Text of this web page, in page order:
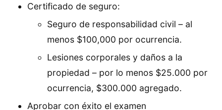
Certificado de seguro:
Seguro de responsabilidad civil – al
menos $100,000 por ocurrencia.
Lesiones corporales y daños a la
propiedad – por lo menos $25.000 por
ocurrencia, $300.000 agregado.
Aprobar con éxito el examen